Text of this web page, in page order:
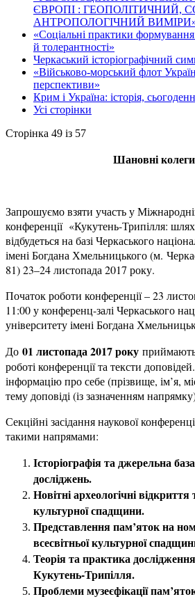
ЄВРОПІ : ГЕОПОЛІТИЧНИЙ,
АНТРОПОЛОГІЧНИЙ
«Соціальні практики формування
й толерантності»
Черкаський історіографічний
«Військово-морський флот
перспективи»
Крим і Україна: історія,
Усі сторінки
Сторінка 49 із 57
Шановні
Запрошуємо взяти участь у
конференції «Кукутень-Трипілля:
відбудеться на базі Черкаського
імені Богдана Хмельницького (м.
81) 23–24 листопада 2017 року.
Початок роботи конференції – 23
11:00 у конференц-залі Черкаського
університету імені Богдана
До 01 листопада 2017 року
роботі конференції та тексти
інформацію про себе (прізвище, ім’я,
тему доповіді (із зазначенням
Секційні засідання наукової
такими напрямами:
Історіографія та джерельна
досліджень.
Новітні археологічні
культурної спадщини.
Представлення пам’яток на
всесвітньої культурної
Теорія та практика
Кукутень-Трипілля.
Проблеми музеєфікації